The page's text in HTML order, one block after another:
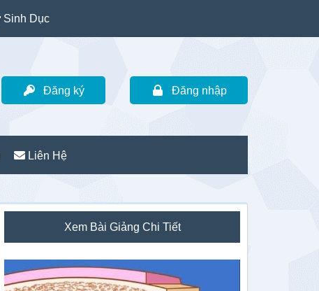
Sinh Dục
Đăng ký Đăng nhập
Liên Hệ
Sidebar
chính
Xem Bài Giảng Chi Tiết